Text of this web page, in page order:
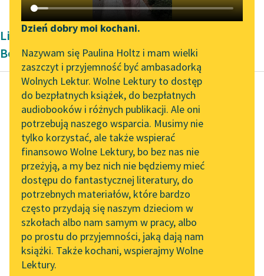
Katalog DAISY
Podkasty o książkach
Zgłoś brak utworu
Aktualności
Zapraszamy na spotkanie
online z tłumaczkami
literatury skandynawskiej
Spotkanie z Katarzyną
Tunkiel w Oslo
Wolne Lektury na 32.
Pol’and’Rock Festivalu
„Kochanek Lady
Chatterley” do słuchania
na Wolnych Lekturach
Nowy audiobook –
„Marzenie o Oriencie”
Narzędzia
Mapa Wolnych Lektur
Leśmianator
Przewodnik dla piszących i
czytających
API
OAI-PMH
Widget Wolnych Lektur
Przypisy
Dzień dobry moi kochani.
Nazywam się Paulina Holtz i mam wielki
zaszczyt i przyjemność być ambasadorką
Wolnych Lektur. Wolne Lektury to dostęp
do bezpłatnych książek, do bezpłatnych
audiobooków i różnych publikacji. Ale oni
potrzebują naszego wsparcia. Musimy nie
tylko korzystać, ale także wspierać
finansowo Wolne Lektury, bo bez nas nie
przeżyją, a my bez nich nie będziemy mieć
dostępu do fantastycznej literatury, do
potrzebnych materiałów, które bardzo
często przydają się naszym dzieciom w
szkołach albo nam samym w pracy, albo
po prostu do przyjemności, jaką dają nam
książki. Także kochani, wspierajmy Wolne
Lektury.
Liryka Dwudziestolecie międzywojenne
Bolesława Leśmiana
Bolesław Leśmian
Urszula
Kochanowska
Więc zrywam się i
biegnę! Wiatr po niebie
dzwoni!
Serce w piersi
zamiera… Nie!… To...